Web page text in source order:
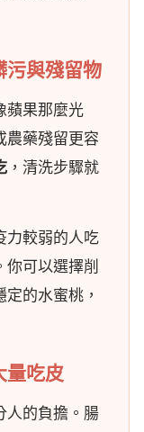
污與殘留物
蘋果那麼光
農藥殘留更容
，清洗步驟就
力較弱的人吃
你可以選擇削
的水蜜桃，
量吃皮
人的負擔。腸